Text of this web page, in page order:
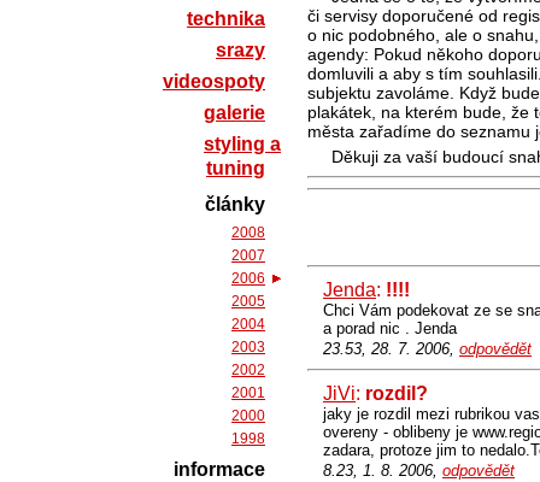
či servisy doporučené od
o nic podobného, ale o
agendy: Pokud někoho
domluvili a aby s tím
subjektu zavoláme. Když
plakátek, na kterém bude, že
města zařadíme do seznamu
Děkuji za vaší budoucí
Jenda: !!!!
Chci Vám podekovat ze se
a porad nic . Jenda
23.53, 28. 7. 2006, odpovědět
JiVi: rozdil?
jaky je rozdil mezi rubrikou
overeny - oblibeny je
zadara, protoze jim to
8.23, 1. 8. 2006, odpovědět
technika
srazy
videospoty
galerie
styling a
tuning
články
2008
2007
2006
2005
2004
2003
2002
2001
2000
1998
informace